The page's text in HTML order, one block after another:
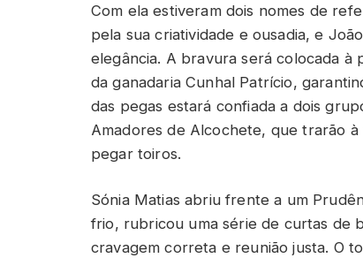
Com ela estiveram dois nomes de
pela sua criatividade e ousadia, e
elegância. A bravura será colocada
da ganadaria Cunhal Patrício,
das pegas estará confiada a dois
Amadores de Alcochete, que trarão
pegar toiros.
Sónia Matias abriu frente a um
frio, rubricou uma série de curtas de
cravagem correta e reunião justa. O